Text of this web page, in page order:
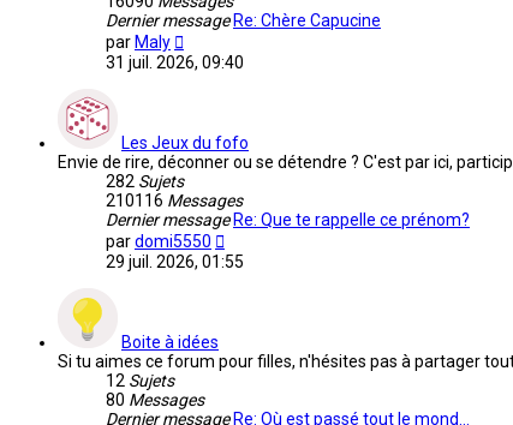
Dernier message Re: Chère Capucine
par Maly
le
dernier
31 juil. 2026, 09:40
Les Jeux du fofo
Envie de rire, déconner ou se détendre ? C'est par ici,
282 Sujets
210116 Messages
Dernier message Re: Que te rappelle ce prénom?
pardomi5550
le
29 juil. 2026, 01:55
Boite à idées
Si tu aimes ce forum pour filles, n'hésites pas à partager
12 Sujets
80 Messages
Dernier message Re: Où est passé tout le mond…